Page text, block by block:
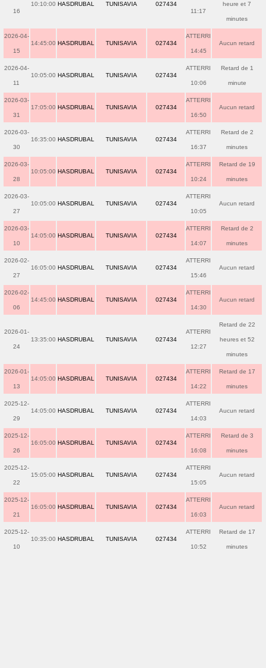
16
10:10:00 HASDRUBAL TUNISAVIA 027434
11:17
heure et 7
minutes
2026-04-
15
14:45:00 HASDRUBAL TUNISAVIA 027434
ATTERRI
14:45
Aucun retard
2026-04-
11
10:05:00 HASDRUBAL TUNISAVIA 027434
ATTERRI
10:06
Retard de 1
minute
2026-03-
31
17:05:00 HASDRUBAL TUNISAVIA 027434
ATTERRI
16:50
Aucun retard
2026-03-
30
16:35:00 HASDRUBAL TUNISAVIA 027434
ATTERRI
16:37
Retard de 2
minutes
2026-03-
28
10:05:00 HASDRUBAL TUNISAVIA 027434
ATTERRI
10:24
Retard de 19
minutes
2026-03-
27
10:05:00 HASDRUBAL TUNISAVIA 027434
ATTERRI
10:05
Aucun retard
2026-03-
10
14:05:00 HASDRUBAL TUNISAVIA 027434
ATTERRI
14:07
Retard de 2
minutes
2026-02-
27
16:05:00 HASDRUBAL TUNISAVIA 027434
ATTERRI
15:46
Aucun retard
2026-02-
06
14:45:00 HASDRUBAL TUNISAVIA 027434
ATTERRI
14:30
Aucun retard
2026-01-
24
13:35:00 HASDRUBAL TUNISAVIA 027434
ATTERRI
12:27
Retard de 22
heures et 52
minutes
2026-01-
13
14:05:00 HASDRUBAL TUNISAVIA 027434
ATTERRI
14:22
Retard de 17
minutes
2025-12-
29
14:05:00 HASDRUBAL TUNISAVIA 027434
ATTERRI
14:03
Aucun retard
2025-12-
26
16:05:00 HASDRUBAL TUNISAVIA 027434
ATTERRI
16:08
Retard de 3
minutes
2025-12-
22
15:05:00 HASDRUBAL TUNISAVIA 027434
ATTERRI
15:05
Aucun retard
2025-12-
21
16:05:00 HASDRUBAL TUNISAVIA 027434
ATTERRI
16:03
Aucun retard
2025-12-
10
10:35:00 HASDRUBAL TUNISAVIA 027434
ATTERRI
10:52
Retard de 17
minutes